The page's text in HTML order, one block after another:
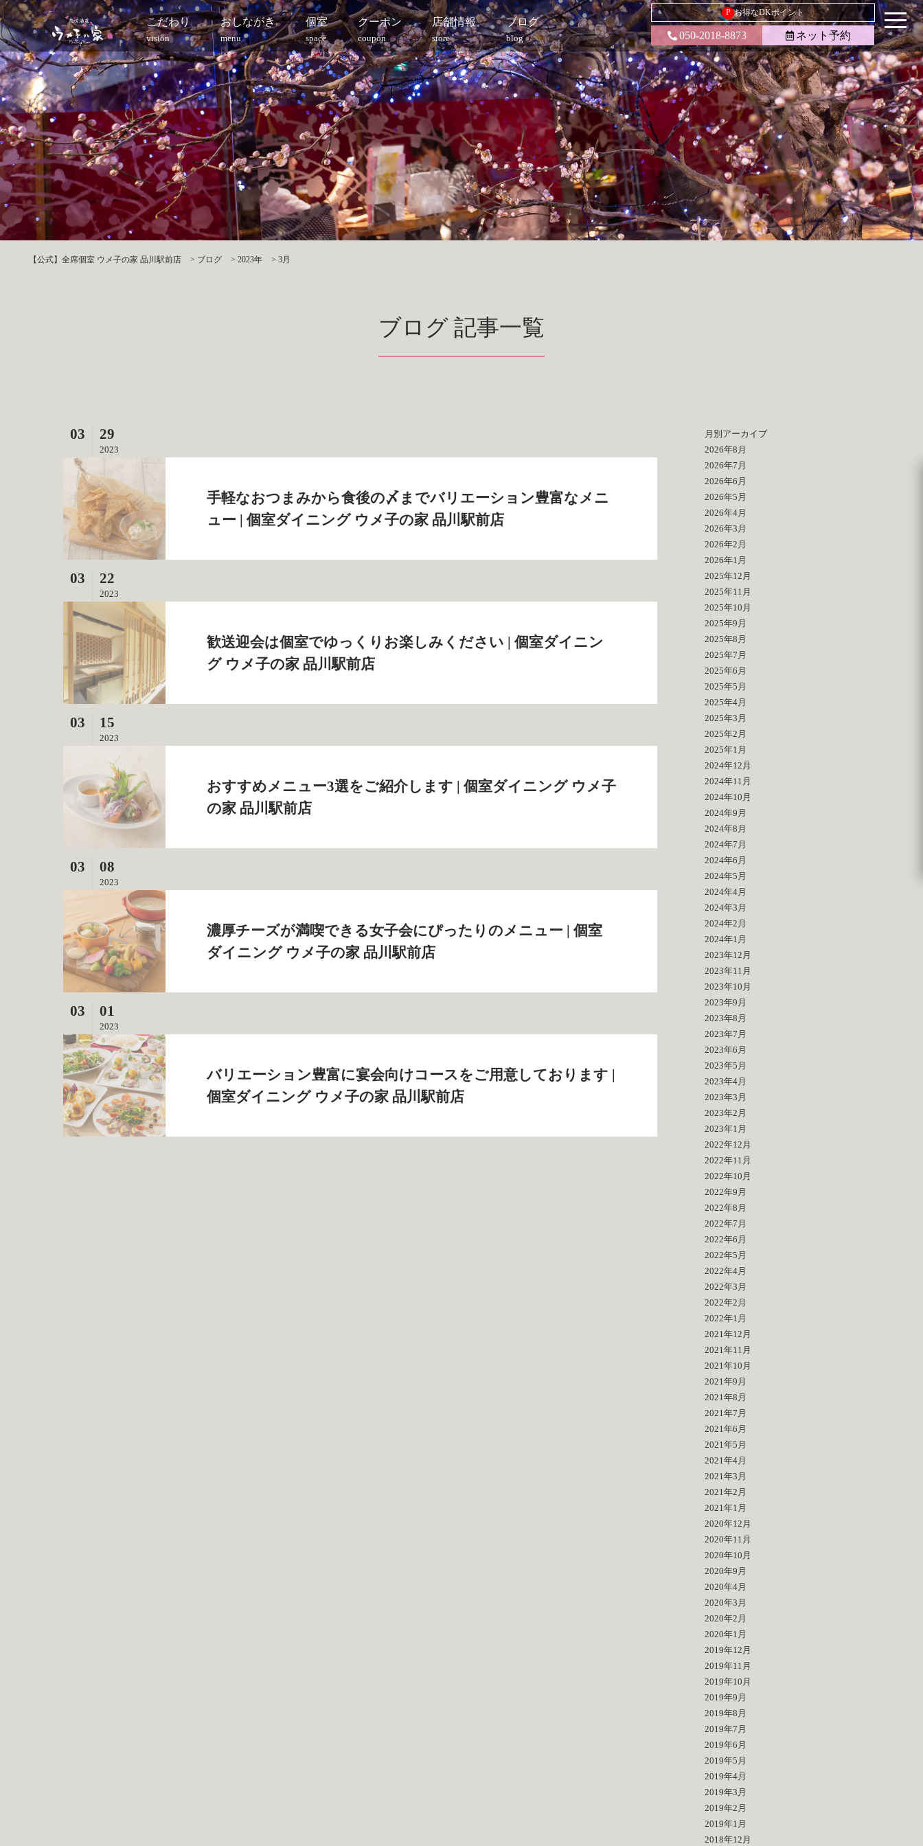
こだわり
vision
おしながき
menu
個室
space
クーポン
coupon
店舗情報
store
ブログ
blog
P お得なDKポイント
050-2018-8873 ネット予約
【公式】全席個室 ウメ子の家 品川駅前店 > ブログ > 2023年 > 3月
ブログ 記事一覧
03 29
2023
手軽なおつまみから食後の〆までバリエーション豊富なメニ
ュー | 個室ダイニング ウメ子の家 品川駅前店
03 22
2023
歓送迎会は個室でゆっくりお楽しみください | 個室ダイニン
グ ウメ子の家 品川駅前店
03 15
2023
おすすめメニュー3選をご紹介します | 個室ダイニング ウメ子
の家 品川駅前店
03 08
2023
濃厚チーズが満喫できる女子会にぴったりのメニュー | 個室
ダイニング ウメ子の家 品川駅前店
03 01
2023
バリエーション豊富に宴会向けコースをご用意しております |
個室ダイニング ウメ子の家 品川駅前店
月別アーカイブ
2026年8月
2026年7月
2026年6月
2026年5月
2026年4月
2026年3月
2026年2月
2026年1月
2025年12月
2025年11月
2025年10月
2025年9月
2025年8月
2025年7月
2025年6月
2025年5月
2025年4月
2025年3月
2025年2月
2025年1月
2024年12月
2024年11月
2024年10月
2024年9月
2024年8月
2024年7月
2024年6月
2024年5月
2024年4月
2024年3月
2024年2月
2024年1月
2023年12月
2023年11月
2023年10月
2023年9月
2023年8月
2023年7月
2023年6月
2023年5月
2023年4月
2023年3月
2023年2月
2023年1月
2022年12月
2022年11月
2022年10月
2022年9月
2022年8月
2022年7月
2022年6月
2022年5月
2022年4月
2022年3月
2022年2月
2022年1月
2021年12月
2021年11月
2021年10月
2021年9月
2021年8月
2021年7月
2021年6月
2021年5月
2021年4月
2021年3月
2021年2月
2021年1月
2020年12月
2020年11月
2020年10月
2020年9月
2020年4月
2020年3月
2020年2月
2020年1月
2019年12月
2019年11月
2019年10月
2019年9月
2019年8月
2019年7月
2019年6月
2019年5月
2019年4月
2019年3月
2019年2月
2019年1月
2018年12月